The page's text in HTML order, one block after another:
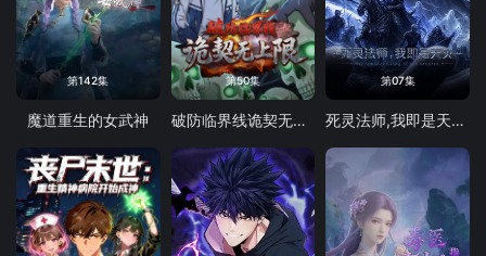
第142集
魔道重生的女武神
第50集
破防临界线诡契无上限
第07集
死灵法师,我即是天灾(2026)